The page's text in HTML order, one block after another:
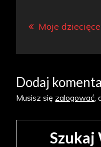
wpisu
Moje
Dodaj
Musisz się zalogować,
Szukaj